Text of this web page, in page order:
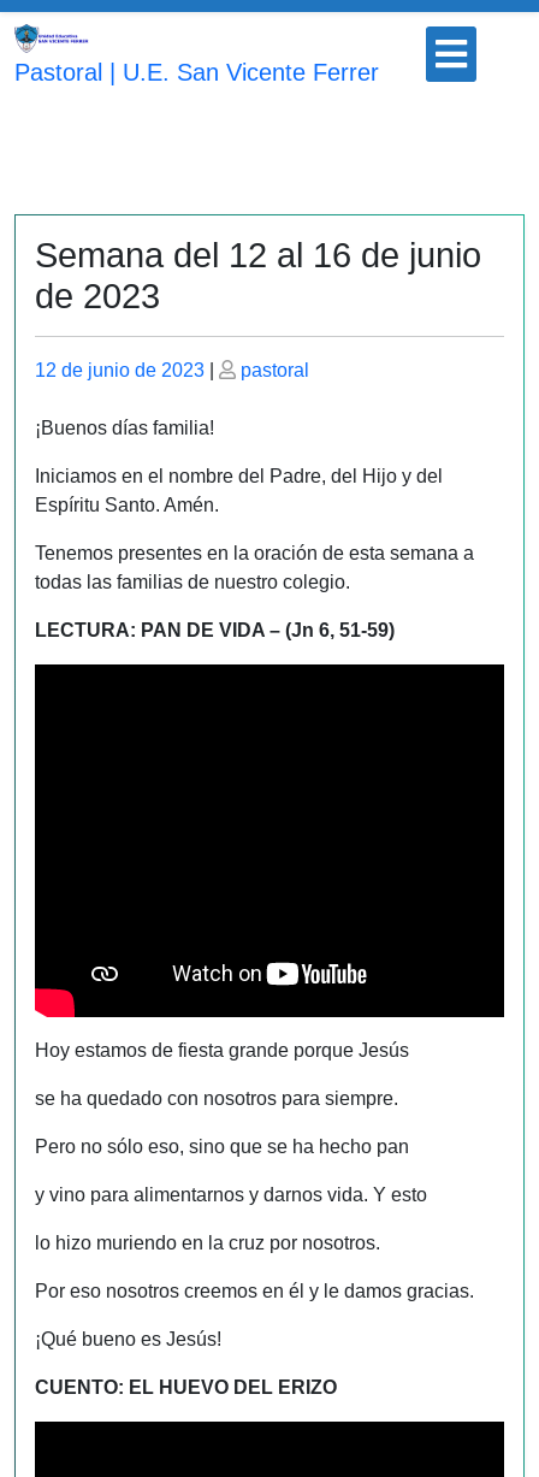
Saltar
contenido
Pastoral | U.E. San Vicente Ferrer
Botón
abrir
Semana del 12 al 16 de junio
de 2023
Publicado
12 de junio de 2023
Publicado
pastoral
¡Buenos días familia!
Iniciamos en el nombre del Padre, del Hijo y del
Espíritu Santo. Amén.
Tenemos presentes en la oración de esta semana a
todas las familias de nuestro colegio.
LECTURA: PAN DE VIDA – (Jn 6, 51-59)
Hoy estamos de fiesta grande porque Jesús
se ha quedado con nosotros para siempre.
Pero no sólo eso, sino que se ha hecho pan
y vino para alimentarnos y darnos vida. Y esto
lo hizo muriendo en la cruz por nosotros.
Por eso nosotros creemos en él y le damos gracias.
¡Qué bueno es Jesús!
CUENTO: EL HUEVO DEL ERIZO